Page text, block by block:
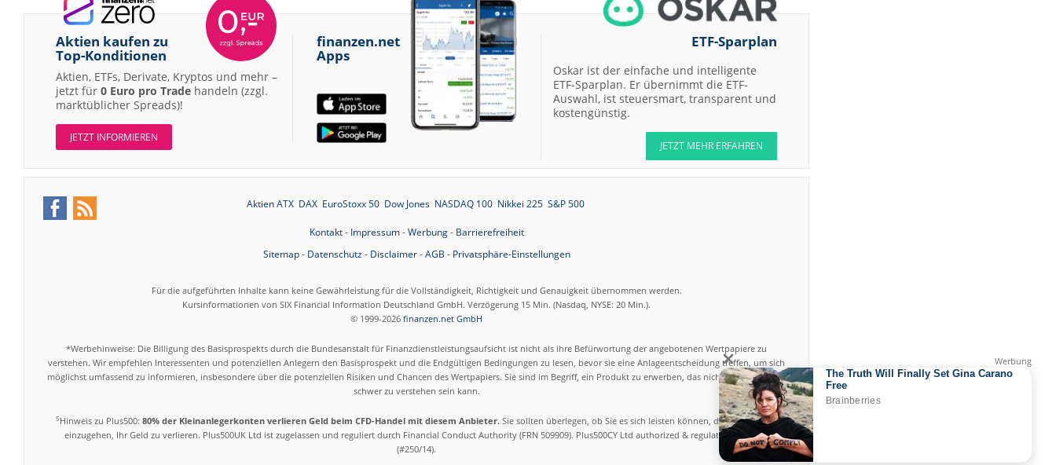
Aktien kaufen zu
Top-Konditionen
Aktien, ETFs, Derivate, Kryptos und mehr –
jetzt für 0 Euro pro Trade handeln (zzgl.
marktüblicher Spreads)!
JETZT INFORMIEREN
finanzen.net
Apps
ETF-Sparplan
Oskar ist der einfache und intelligente
ETF-Sparplan. Er übernimmt die ETF-
Auswahl, ist steuersmart, transparent und
kostengünstig.
JETZT MEHR ERFAHREN
Aktien ATX DAX EuroStoxx 50 Dow Jones NASDAQ 100 Nikkei 225 S&P 500
Kontakt- Impressum-Werbung- Barrierefreiheit
Sitemap- Datenschutz- Disclaimer-AGB - Privatsphäre-Einstellungen
Für die aufgeführten Inhalte kann keine Gewährleistung für die Vollständigkeit, Richtigkeit und Genauigkeit übernommen werden.
Kursinformationen von SIX Financial Information Deutschland GmbH. Verzögerung 15 Min. (Nasdaq, NYSE: 20 Min.).
© 1999-2026 finanzen.net GmbH
*Werbehinweise: Die Billigung des Basisprospekts durch die Bundesanstalt für Finanzdienstleistungsaufsicht ist nicht als ihre Befürwortung der angebotenen Wertpapiere zu
verstehen. Wir empfehlen Interessenten und potenziellen Anlegern den Basisprospekt und die Endgültigen Bedingungen zu lesen, bevor sie eine Anlageentscheidung treffen, um sich
möglichst umfassend zu informieren, insbesondere über die potenziellen Risiken und Chancen des Wertpapiers. Sie sind im Begriff, ein Produkt zu erwerben, das nicht einfach ist und
schwer zu verstehen sein kann.
5Hinweis zu Plus500: 80% der Kleinanlegerkonten verlieren Geld beim CFD-Handel mit diesem Anbieter.Sie sollten überlegen, ob Sie es sich leisten können, das hohe Risiko
einzugehen, Ihr Geld zu verlieren. Plus500UK Ltd ist zugelassen und reguliert durch Financial Conduct Authority (FRN 509909). Plus500CY Ltd authorized & regulated by CySEC
(#250/14).